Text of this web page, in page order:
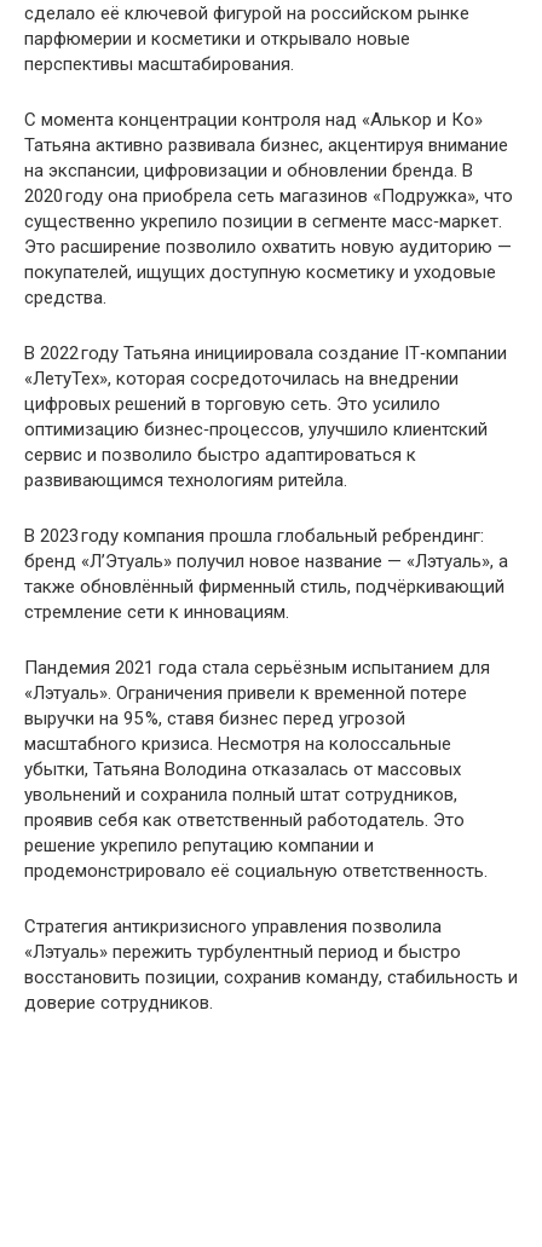
сделало её ключевой фигурой на российском рынке
парфюмерии и косметики и открывало новые
перспективы масштабирования.
С момента концентрации контроля над «Алькор и Ко»
Татьяна активно развивала бизнес, акцентируя внимание
на экспансии, цифровизации и обновлении бренда. В
2020 году она приобрела сеть магазинов «Подружка», что
существенно укрепило позиции в сегменте масс‑маркет.
Это расширение позволило охватить новую аудиторию —
покупателей, ищущих доступную косметику и уходовые
средства.
В 2022 году Татьяна инициировала создание IT‑компании
«ЛетуТех», которая сосредоточилась на внедрении
цифровых решений в торговую сеть. Это усилило
оптимизацию бизнес‑процессов, улучшило клиентский
сервис и позволило быстро адаптироваться к
развивающимся технологиям ритейла.
В 2023 году компания прошла глобальный ребрендинг:
бренд «Л’Этуаль» получил новое название — «Лэтуаль», а
также обновлённый фирменный стиль, подчёркивающий
стремление сети к инновациям.
Пандемия 2021 года стала серьёзным испытанием для
«Лэтуаль». Ограничения привели к временной потере
выручки на 95 %, ставя бизнес перед угрозой
масштабного кризиса. Несмотря на колоссальные
убытки, Татьяна Володина отказалась от массовых
увольнений и сохранила полный штат сотрудников,
проявив себя как ответственный работодатель. Это
решение укрепило репутацию компании и
продемонстрировало её социальную ответственность.
Стратегия антикризисного управления позволила
«Лэтуаль» пережить турбулентный период и быстро
восстановить позиции, сохранив команду, стабильность и
доверие сотрудников.